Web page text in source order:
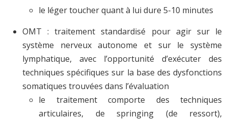
le léger toucher quant à lui dure 5-10 minutes
OMT : traitement standardisé pour agir sur le
système nerveux autonome et sur le système
lymphatique, avec l’opportunité d’exécuter des
techniques spécifiques sur la base des dysfonctions
somatiques trouvées dans l’évaluation
le traitement comporte des techniques
articulaires, de springing (de ressort),